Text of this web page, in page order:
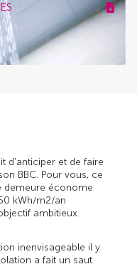
d'anticiper et de faire
BBC. Pour vous, ce
demeure économe
kWh/m2/an
ambitieux.
inenvisageable il y
a fait un saut